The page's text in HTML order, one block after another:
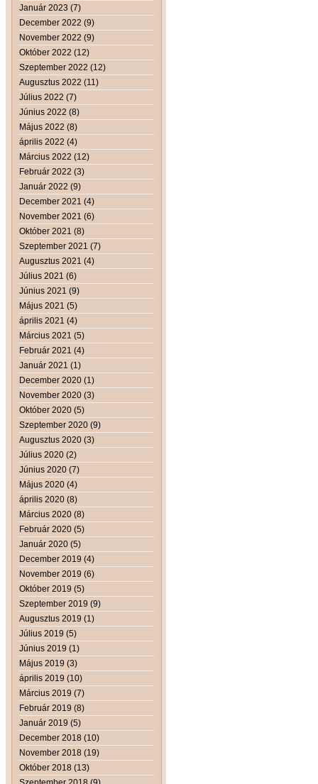
Január 2023 (7)
December 2022 (9)
November 2022 (9)
Október 2022 (12)
Szeptember 2022 (12)
Augusztus 2022 (11)
Július 2022 (7)
Június 2022 (8)
Május 2022 (8)
április 2022 (4)
Március 2022 (12)
Február 2022 (3)
Január 2022 (9)
December 2021 (4)
November 2021 (6)
Október 2021 (8)
Szeptember 2021 (7)
Augusztus 2021 (4)
Július 2021 (6)
Június 2021 (9)
Május 2021 (5)
április 2021 (4)
Március 2021 (5)
Február 2021 (4)
Január 2021 (1)
December 2020 (1)
November 2020 (3)
Október 2020 (5)
Szeptember 2020 (9)
Augusztus 2020 (3)
Július 2020 (2)
Június 2020 (7)
Május 2020 (4)
április 2020 (8)
Március 2020 (8)
Február 2020 (5)
Január 2020 (5)
December 2019 (4)
November 2019 (6)
Október 2019 (5)
Szeptember 2019 (9)
Augusztus 2019 (1)
Július 2019 (5)
Június 2019 (1)
Május 2019 (3)
április 2019 (10)
Március 2019 (7)
Február 2019 (8)
Január 2019 (5)
December 2018 (10)
November 2018 (19)
Október 2018 (13)